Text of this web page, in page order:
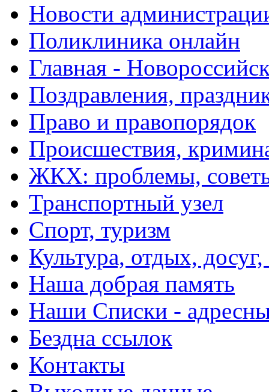
Новости
Поликлиника онлайн
Главная -
Поздравления,
Право и правопорядок
Происшествия,
ЖКХ: проблемы,
Транспортный узел
Спорт, туризм
Культура, отдых,
Наша добрая память
Наши Списки -
Бездна ссылок
Контакты